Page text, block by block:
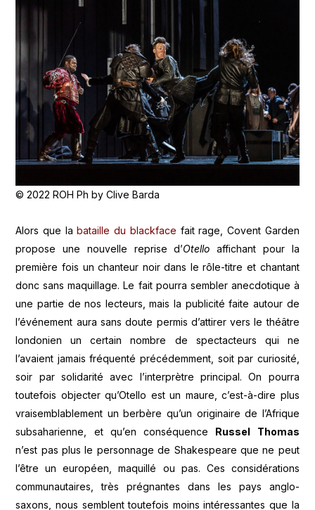
© 2022 ROH Ph by Clive Barda
Alors que labataille du blackface fait rage, Covent Garden
propose une nouvelle reprise d’Otello affichant pour la
première fois un chanteur noir dans le rôle-titre et chantant
donc sans maquillage. Le fait pourra sembler anecdotique à
une partie de nos lecteurs, mais la publicité faite autour de
l’événement aura sans doute permis d’attirer vers le théâtre
londonien un certain nombre de spectacteurs qui ne
l’avaient jamais fréquenté précédemment, soit par curiosité,
soir par solidarité avec l’interprètre principal. On pourra
toutefois objecter qu’Otello est un maure, c’est-à-dire plus
vraisemblablement un berbère qu’un originaire de l’Afrique
subsaharienne, et qu’en conséquence Russel Thomas
n’est pas plus le personnage de Shakespeare que ne peut
l’être un européen, maquillé ou pas. Ces considérations
communautaires, très prégnantes dans les pays anglo-
saxons, nous semblent toutefois moins intéressantes que la